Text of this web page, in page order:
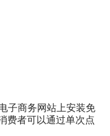
子商务网站上安装免
费者可以通过单次点